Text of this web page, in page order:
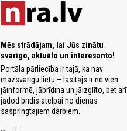
Mēs strādājam, lai Jūs zinātu
svarīgo, aktuālo un interesanto!
Portāla pārliecība ir tajā, ka nav
mazsvarīgu lietu – lasītājs ir ne vien
jāinformē, jābrīdina un jāizglīto, bet arī
jādod brīdis atelpai no dienas
saspringtajiem darbiem.